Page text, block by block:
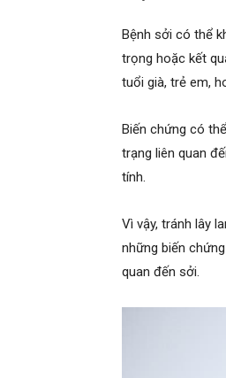
Bệnh sởi có thể
trọng hoặc kết
tuổi già, trẻ em,
Biến chứng có
trạng liên quan
tính.
Vì vậy, tránh lây
những biến
quan đến sởi.